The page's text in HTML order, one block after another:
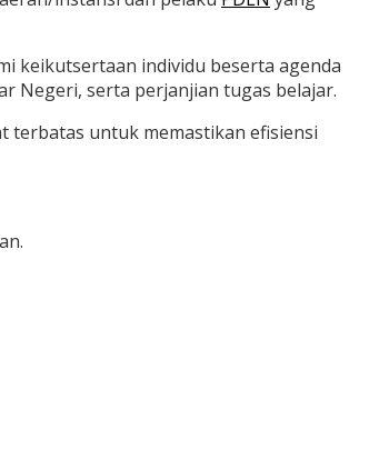
keikutsertaan individu beserta agenda
Negeri, serta perjanjian tugas belajar.
terbatas untuk memastikan efisiensi